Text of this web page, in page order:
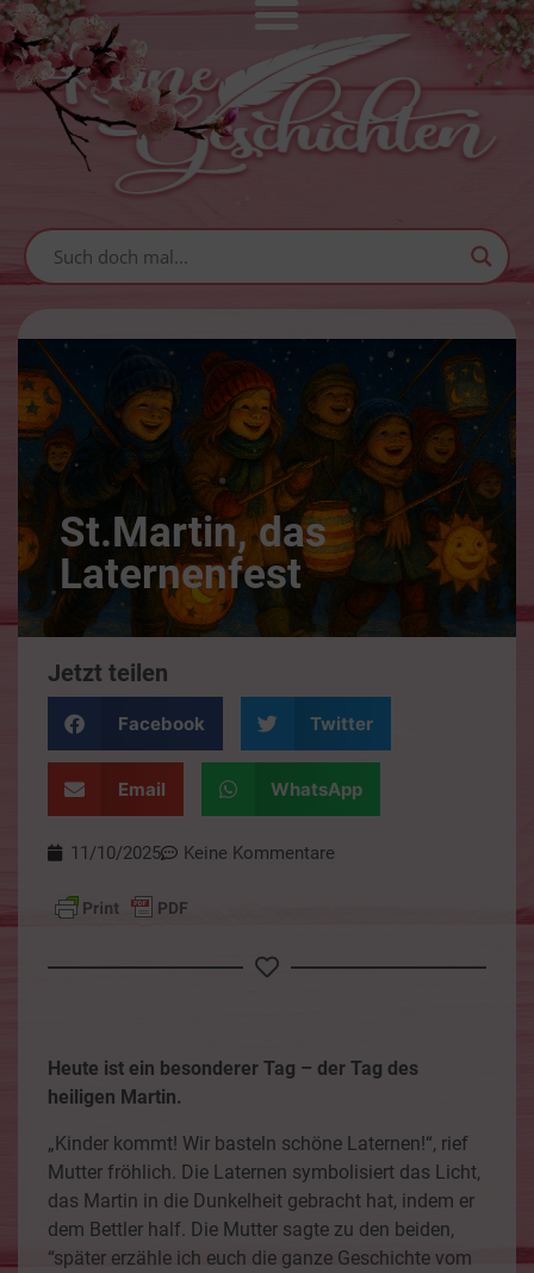
St.Martin, das
Laternenfest
Jetzt teilen
Facebook Twitter
Email WhatsApp
11/10/2025 Keine Kommentare
Heute ist ein besonderer Tag – der Tag des
heiligen Martin.
„Kinder kommt! Wir basteln schöne Laternen!“, rief
Mutter fröhlich. Die Laternen symbolisiert das Licht,
das Martin in die Dunkelheit gebracht hat, indem er
dem Bettler half. Die Mutter sagte zu den beiden,
“später erzähle ich euch die ganze Geschichte vom